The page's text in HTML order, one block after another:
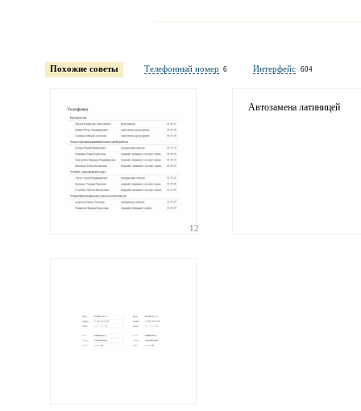
обязательны полностью для публикации
Электронная
Похожие советы Телефонный номер 6 Интерфейс 604
12
Автозамена латиницей